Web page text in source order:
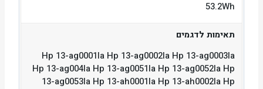
53.2Wh
תאימות לדגמים
Hp 13-ag0001la Hp 13-ag0002la Hp 13-ag0003la
Hp 13-ag004la Hp 13-ag0051la Hp 13-ag0052la Hp
13-ag0053la Hp 13-ah0001la Hp 13-ah0002la Hp